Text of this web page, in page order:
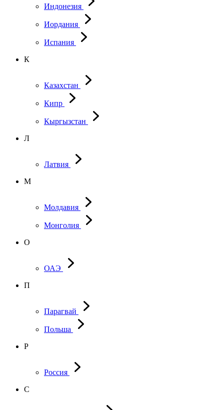
Индонезия
Иордания
Испания
К
Казахстан
Кипр
Кыргызстан
Л
Латвия
М
Молдавия
Монголия
О
ОАЭ
П
Парагвай
Польша
Р
Россия
С